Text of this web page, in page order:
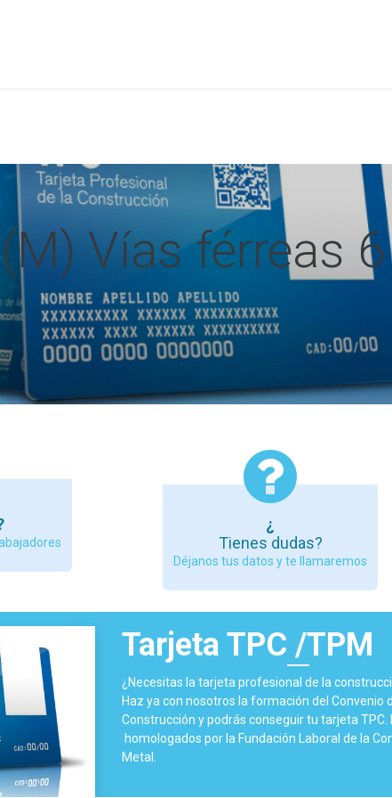
Vías férreas 6
¿
Tienes dudas?
Déjanos tus datos y te llamaremos
Tarjeta TPC /TPM
¿Necesitas la tarjeta profesional de la
Haz ya con nosotros la formación del Convenio
Construcción y podrás conseguir tu tarjeta TPC.
homologados por la Fundación Laboral de la
Metal.